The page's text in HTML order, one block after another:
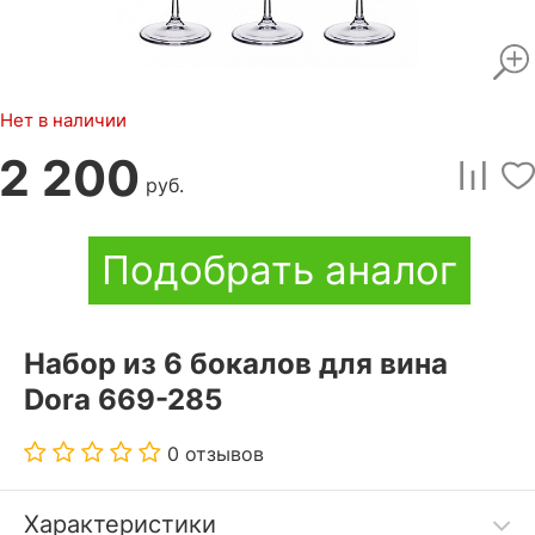
Нет в наличии
2 200 руб.
Подобрать аналог
Набор из 6 бокалов для вина
Dora 669-285
0 отзывов
Характеристики